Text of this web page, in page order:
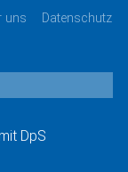
uns Datenschutz
DpS